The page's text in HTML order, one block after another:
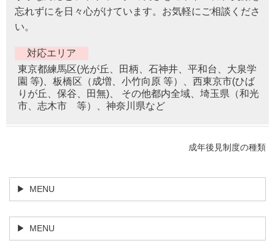
忘れずにを日々心がけています。お気軽にご相談くださ
い。
対応エリア
東京都練馬区(光が丘、田柄、石神井、平和台、大泉学
園 等)、板橋区（成増、小竹向原 等）、西東京市(ひば
りが丘、保谷、田無)、 その他都内全域、埼玉県（和光
市、志木市 等）、神奈川県など
成年後見制度の種類
MENU
MENU